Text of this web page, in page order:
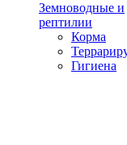
Земноводные и
рептилии
Корма
Гигиена